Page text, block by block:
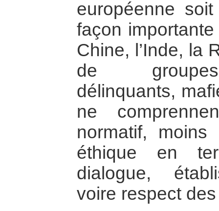
européenne
façon
Chine, l’Inde, la
de groupes
délinquants,
ne
normatif,
éthique en
dialogue,
voire respect